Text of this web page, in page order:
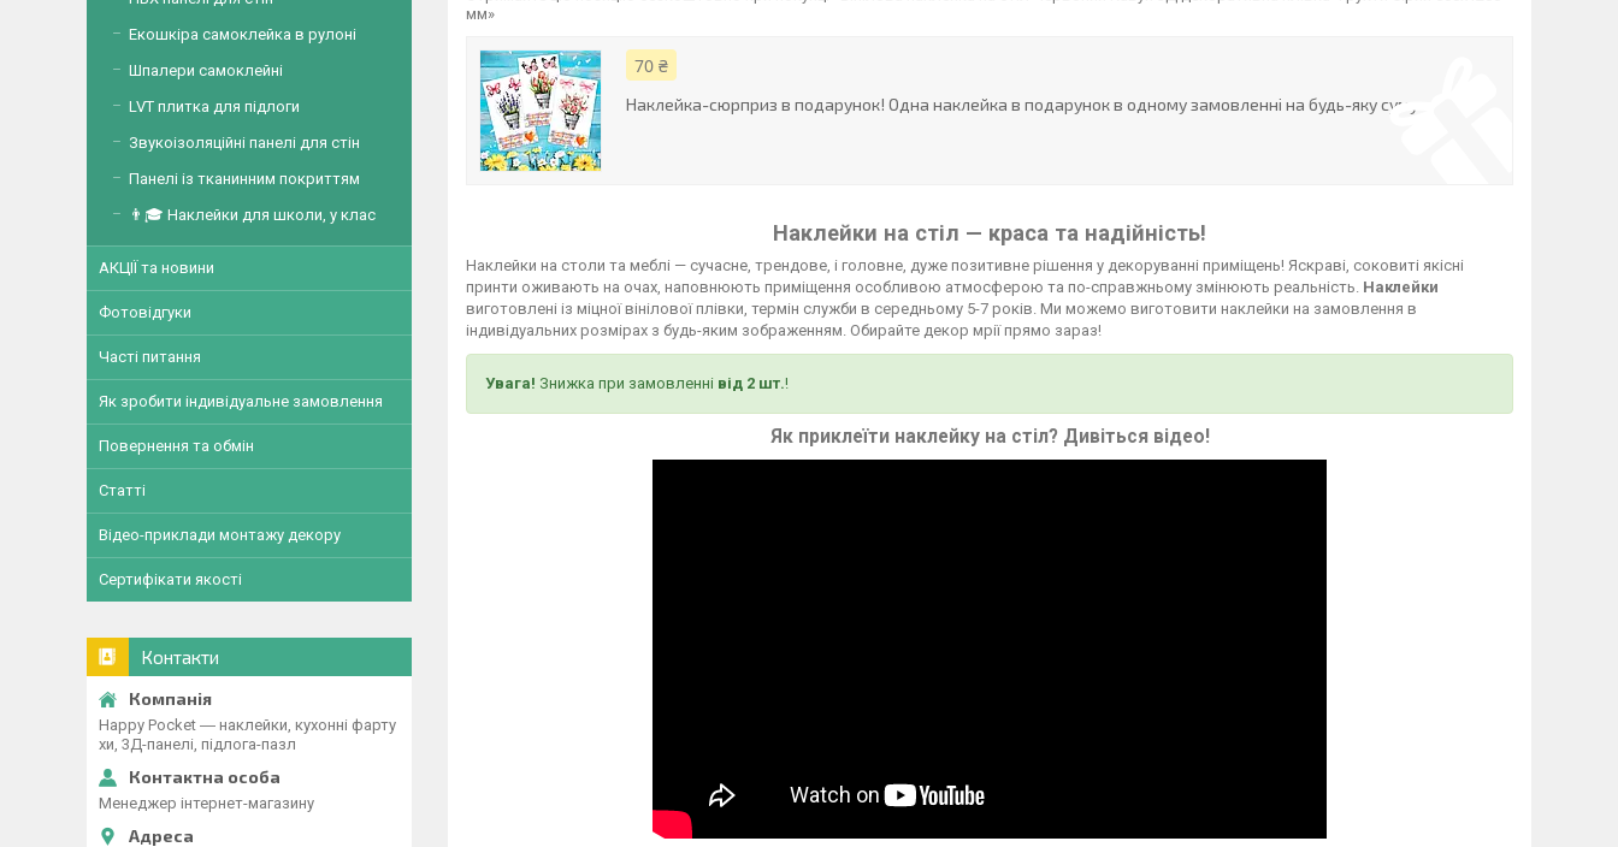
мм»
70 ₴
Наклейка-сюрприз в подарунок! Одна наклейка в подарунок в одному замовленні на будь-яку суму
Наклейки на стіл — краса та надійність!
Наклейки на столи та меблі — сучасне, трендове, і головне, дуже позитивне рішення у декоруванні приміщень! Яскраві, соковиті якісні
принти оживають на очах, наповнюють приміщення особливою атмосферою та по-справжньому змінюють реальність. Наклейки
виготовлені із міцної вінілової плівки, термін служби в середньому 5-7 років. Ми можемо виготовити наклейки на замовлення в
індивідуальних розмірах з будь-яким зображенням. Обирайте декор мрії прямо зараз!
Увага! Знижка при замовленні від 2 шт.!
Як приклеїти наклейку на стіл? Дивіться відео!
Екошкіра самоклейка в рулоні
Шпалери самоклейні
LVT плитка для підлоги
Звукоізоляційні панелі для стін
Панелі із тканинним покриттям
👨🎓 Наклейки для школи, у клас
АКЦІЇ та новини
Фотовідгуки
Часті питання
Як зробити індивідуальне замовлення
Повернення та обмін
Статті
Відео-приклади монтажу декору
Сертифікати якості
Контакти
Happy Pocket ― наклейки, кухонні фарту
хи, 3Д-панелі, підлога-пазл
Менеджер інтернет-магазину